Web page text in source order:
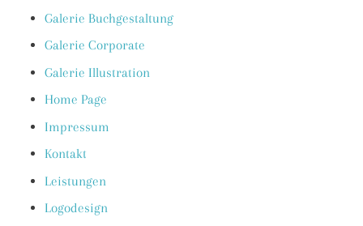
Galerie Buchgestaltung
Galerie Corporate
Galerie Illustration
Home Page
Impressum
Kontakt
Leistungen
Logodesign